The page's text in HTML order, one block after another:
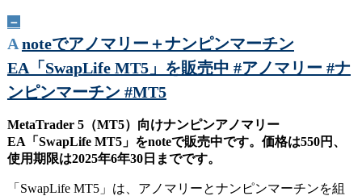
－
A noteでアノマリー＋ナンピンマーチン
EA「SwapLife MT5」を販売中 #アノマリー #ナ
ンピンマーチン #MT5
MetaTrader 5（MT5）向けナンピンアノマリー
EA「SwapLife MT5」をnoteで販売中です。価格は550円、
使用期限は2025年6年30日までです。
「SwapLife MT5」は、アノマリーとナンピンマーチンを組